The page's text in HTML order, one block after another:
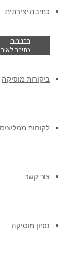
כתיבה יצירתית
תרגומים
כתיבה
ביקורות מוסיקה
לקוחות ממליצים
צור קשר
נסיון מוסיקה